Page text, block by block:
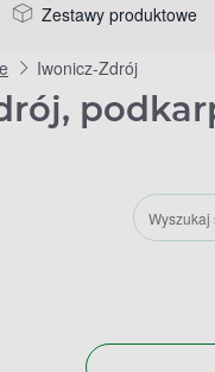
Zestawy produktowe
Iwonicz-Zdrój